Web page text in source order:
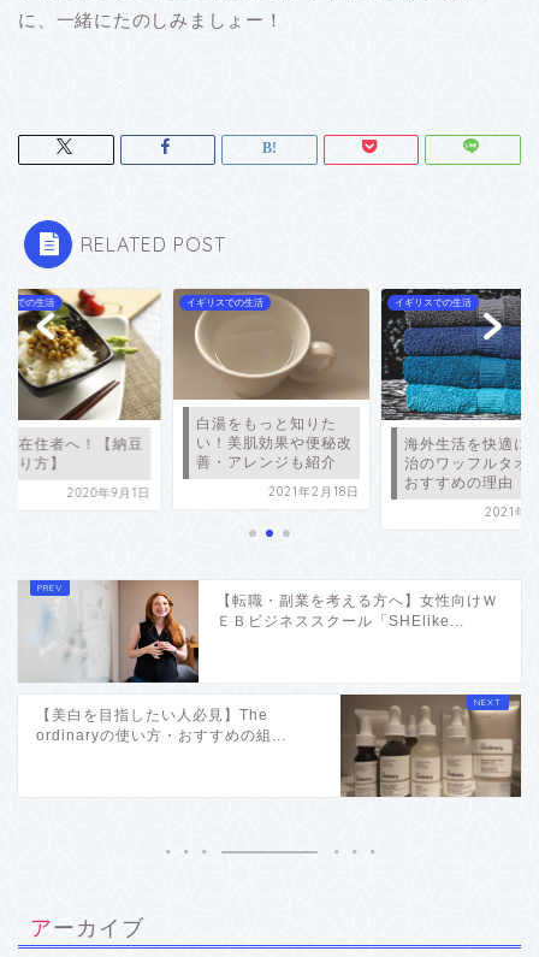
に、一緒にたのしみましょー！
RELATED POST
スでの生活
在住者へ！【納豆
り方】
2020年9月1日
イギリスでの生活
白湯をもっと知りた
い！美肌効果や便秘改
善・アレンジも紹介
2021年2月18日
イギリスでの生活
海外生活を快適に
治のワッフルタオ
おすすめの理由
2021年1
【転職・副業を考える方へ】女性向けＷ
ＥＢビジネススクール「SHElike...
【美白を目指したい人必見】The
ordinaryの使い方・おすすめの組...
アーカイブ